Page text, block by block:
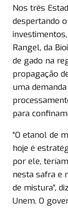
Nos três
despertando
Rangel, da
de gado na
propagação
uma
para
“O etanol de
hoje é
por ele,
nesta safra e
de mistura”,
Unem. O